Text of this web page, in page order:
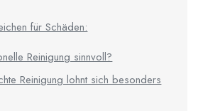
für Schäden:
Reinigung sinnvoll?
Reinigung lohnt sich besonders